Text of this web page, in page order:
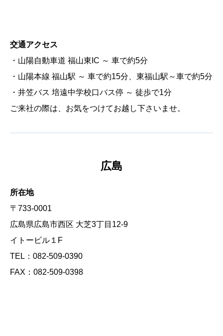
交通アクセス
・山陽自動車道 福山東IC ～ 車で約5分
・山陽本線 福山駅 ～ 車で約15分、東福山駅～車で約5分
・井笠バス 培遠中学校口バス停 ～ 徒歩で1分
ご来社の際は、お気をつけてお越し下さいませ。
広島
所在地
〒733-0001
広島県広島市西区 大芝3丁目12-9
イトービル１F
TEL：082-509-0390
FAX：082-509-0398